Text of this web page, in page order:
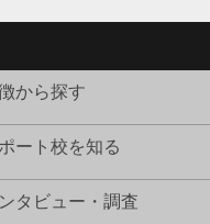
から探す
ート校を知る
タビュー・調査